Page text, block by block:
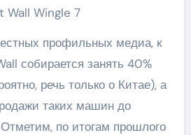
Wall Wingle 7
профильных медиа, к
собирается занять 40%
речь только о Китае), а
таких машин до
по итогам прошлого